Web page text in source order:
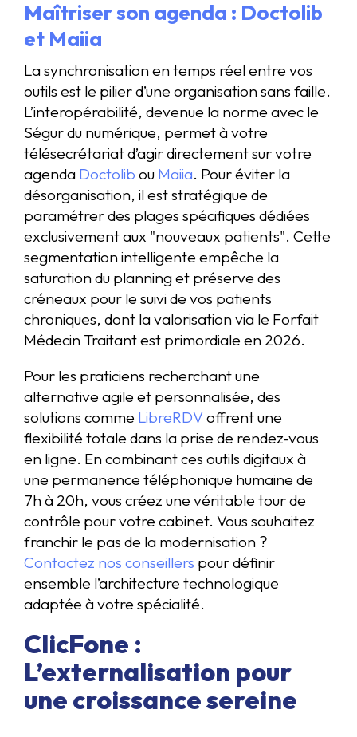
Maîtriser son agenda : Doctolib
et Maiia
La synchronisation en temps réel entre vos
outils est le pilier d’une organisation sans faille.
L’interopérabilité, devenue la norme avec le
Ségur du numérique, permet à votre
télésecrétariat d’agir directement sur votre
agenda Doctolib ou Maiia. Pour éviter la
désorganisation, il est stratégique de
paramétrer des plages spécifiques dédiées
exclusivement aux "nouveaux patients". Cette
segmentation intelligente empêche la
saturation du planning et préserve des
créneaux pour le suivi de vos patients
chroniques, dont la valorisation via le Forfait
Médecin Traitant est primordiale en 2026.
Pour les praticiens recherchant une
alternative agile et personnalisée, des
solutions comme LibreRDV offrent une
flexibilité totale dans la prise de rendez-vous
en ligne. En combinant ces outils digitaux à
une permanence téléphonique humaine de
7h à 20h, vous créez une véritable tour de
contrôle pour votre cabinet. Vous souhaitez
franchir le pas de la modernisation ?
Contactez nos conseillers pour définir
ensemble l’architecture technologique
adaptée à votre spécialité.
ClicFone :
L’externalisation pour
une croissance sereine